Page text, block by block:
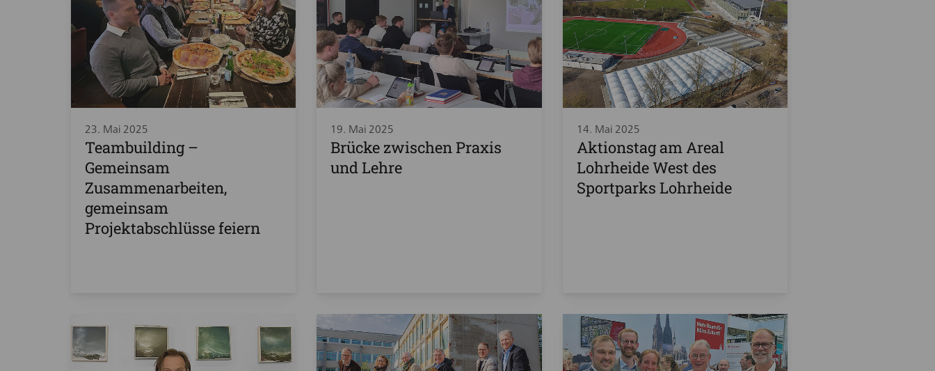
23. Mai 2025
Teambuilding –
Gemeinsam
Zusammenarbeiten,
gemeinsam
Projektabschlüsse feiern
19. Mai 2025
Brücke zwischen Praxis
und Lehre
14. Mai 2025
Aktionstag am Areal
Lohrheide West des
Sportparks Lohrheide